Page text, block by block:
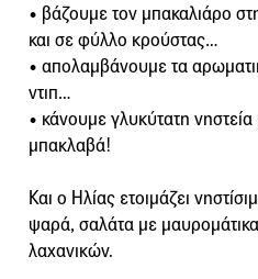
• βάζουμε τον μπακαλιάρο
και σε φύλλο κρούστας…
• απολαμβάνουμε τα
ντιπ…
• κάνουμε γλυκύτατη νηστεία
μπακλαβά!
Και ο Ηλίας ετοιμάζει
ψαρά, σαλάτα με
λαχανικών.